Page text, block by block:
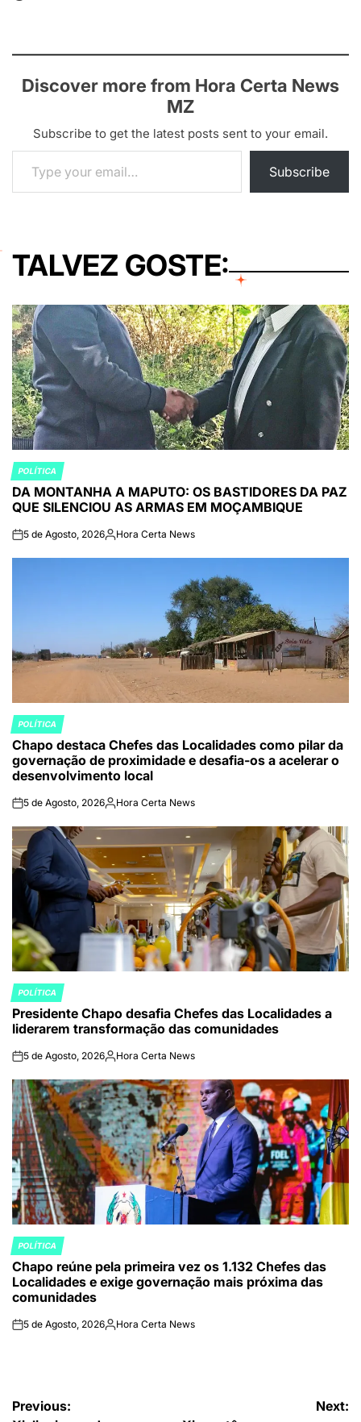
Discover more from Hora Certa News
MZ
Subscribe to get the latest posts sent to your email.
Type your email…
Subscribe
TALVEZ GOSTE:
POSTED
IN
POLÍTICA
DA MONTANHA A MAPUTO: OS BASTIDORES DA PAZ
QUE SILENCIOU AS ARMAS EM MOÇAMBIQUE
on5 de Agosto, 2026Publicado
Hora Certa News
POSTED
IN
POLÍTICA
Chapo destaca Chefes das Localidades como pilar da
governação de proximidade e desafia-os a acelerar o
desenvolvimento local
on5 de Agosto, 2026Publicado
Hora Certa News
POSTED
IN
POLÍTICA
Presidente Chapo desafia Chefes das Localidades a
liderarem transformação das comunidades
on5 de Agosto, 2026Publicado
Hora Certa News
POSTED
IN
POLÍTICA
Chapo reúne pela primeira vez os 1.132 Chefes das
Localidades e exige governação mais próxima das
comunidades
on5 de Agosto, 2026Publicado
Hora Certa News
Navegação
Previous:
Next: